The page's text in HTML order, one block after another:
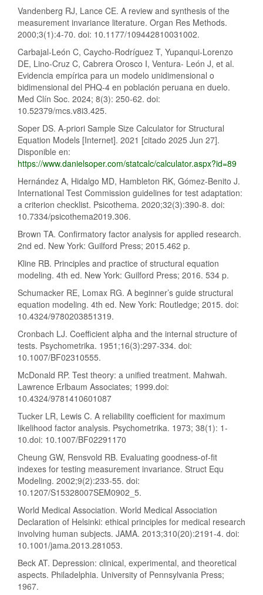
Vandenberg RJ, Lance CE. A review and synthesis of the
measurement invariance literature. Organ Res Methods.
2000;3(1):4-70. doi: 10.1177/109442810031002.
Carbajal-León C, Caycho-Rodríguez T, Yupanqui-Lorenzo
DE, Lino-Cruz C, Cabrera Orosco I, Ventura- León J, et al.
Evidencia empírica para un modelo unidimensional o
bidimensional del PHQ-4 en población peruana en duelo.
Med Clín Soc. 2024; 8(3): 250-62. doi:
10.52379/mcs.v8i3.425.
Soper DS. A-priori Sample Size Calculator for Structural
Equation Models [Internet]. 2021 [citado 2025 Jun 27].
Disponible en:
https://www.danielsoper.com/statcalc/calculator.aspx?id=89
Hernández A, Hidalgo MD, Hambleton RK, Gómez-Benito J.
International Test Commission guidelines for test adaptation:
a criterion checklist. Psicothema. 2020;32(3):390-8. doi:
10.7334/psicothema2019.306.
Brown TA. Confirmatory factor analysis for applied research.
2nd ed. New York: Guilford Press; 2015.462 p.
Kline RB. Principles and practice of structural equation
modeling. 4th ed. New York: Guilford Press; 2016. 534 p.
Schumacker RE, Lomax RG. A beginner’s guide structural
equation modeling. 4th ed. New York: Routledge; 2015. doi:
10.4324/9780203851319.
Cronbach LJ. Coefficient alpha and the internal structure of
tests. Psychometrika. 1951;16(3):297-334. doi:
10.1007/BF02310555.
McDonald RP. Test theory: a unified treatment. Mahwah.
Lawrence Erlbaum Associates; 1999.doi:
10.4324/9781410601087
Tucker LR, Lewis C. A reliability coefficient for maximum
likelihood factor analysis. Psychometrika. 1973; 38(1): 1-
10.doi: 10.1007/BF02291170
Cheung GW, Rensvold RB. Evaluating goodness-of-fit
indexes for testing measurement invariance. Struct Equ
Modeling. 2002;9(2):233-55. doi:
10.1207/S15328007SEM0902_5.
World Medical Association. World Medical Association
Declaration of Helsinki: ethical principles for medical research
involving human subjects. JAMA. 2013;310(20):2191-4. doi:
10.1001/jama.2013.281053.
Beck AT. Depression: clinical, experimental, and theoretical
aspects. Philadelphia. University of Pennsylvania Press;
1967.